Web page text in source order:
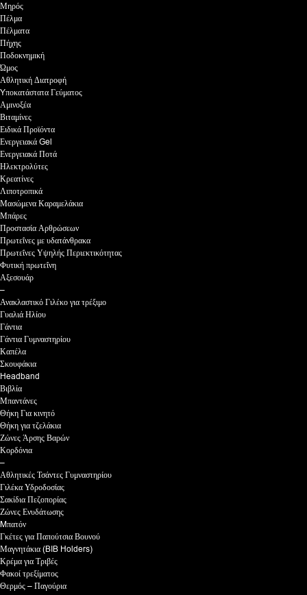
Μηρός
Πέλμα
Πέλματα
Πήχης
Ποδοκνημική
Ώμος
Αθλητική Διατροφή
Yποκατάστατα Γεύματος
Αμινοξέα
Βιταμίνες
Ειδικά Προϊόντα
Ενεργειακά Gel
Ενεργειακά Ποτά
Ηλεκτρολύτες
Κρεατίνες
Λιποτροπικά
Μασώμενα Καραμελάκια
Μπάρες
Προστασία Αρθρώσεων
Πρωτεΐνες με υδατάνθρακα
Πρωτεΐνες Υψηλής Περιεκτικότητας
Φυτική πρωτεΐνη
Αξεσουάρ
–
Ανακλαστικό Γιλέκο για τρέξιμο
Γυαλιά Ηλίου
Γάντια
Γάντια Γυμναστηρίου
Καπέλα
Σκουφάκια
Headband
Βιβλία
Μπαντάνες
Θήκη Για κινητό
Θήκη για τζελάκια
Ζώνες Άρσης Βαρών
Κορδόνια
–
Αθλητικές Τσάντες Γυμναστηρίου
Γιλέκα Υδροδοσίας
Σακίδια Πεζοπορίας
Ζώνες Ενυδάτωσης
Mπατόν
Γκέτες για Παπούτσια Βουνού
Μαγνητάκια (BIB Holders)
Κρέμα για Τριβές
Φακοί τρεξίματος
Θερμός – Παγούρια